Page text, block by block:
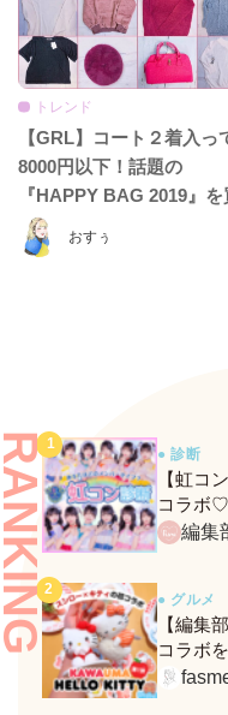
おすぅ
トレンド
【GRL】コート２着入っ
8000円以下！話題の
『HAPPY BAG 2019』を
ってみた！！
● 診断
【虹コ
コラボ
ンバー
編集
● グルメ
【編集
コラボ
定メニ